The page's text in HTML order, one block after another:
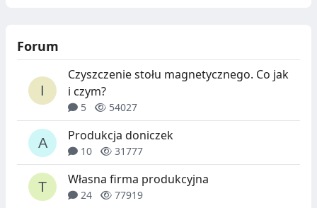
Forum
Czyszczenie stołu magnetycznego. Co jak
i czym?
5 54027
Produkcja doniczek
10 31777
Własna firma produkcyjna
24 77919